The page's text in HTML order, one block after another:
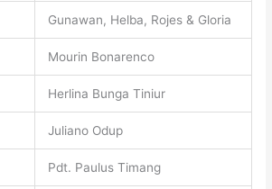
Gunawan, Helba, Rojes & Gloria
Mourin Bonarenco
Herlina Bunga Tiniur
Juliano Odup
Pdt. Paulus Timang